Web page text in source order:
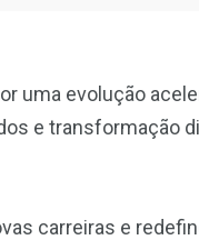
uma evolução
e transformação
carreiras e